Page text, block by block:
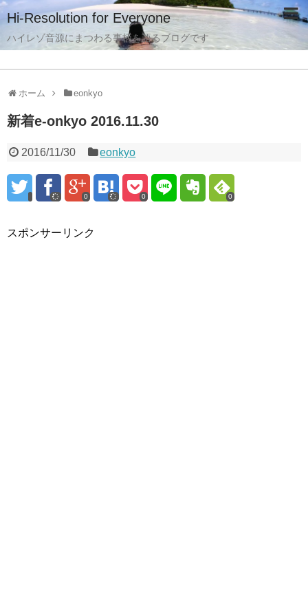
Hi-Resolution for Everyone
ハイレゾ音源にまつわる事柄を語るブログです
ホーム eonkyo
新着e-onkyo 2016.11.30
2016/11/30 eonkyo
0 0 0
スポンサーリンク